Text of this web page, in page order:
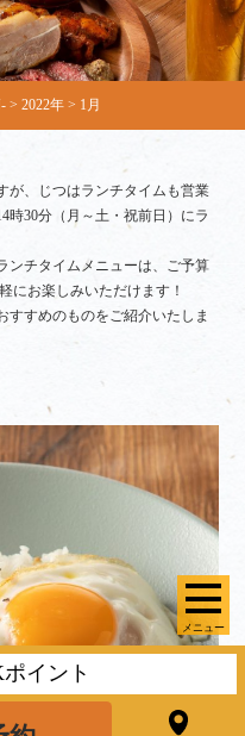
メニュー
>2022年 > 1月
が、じつはランチタイムも営業
時30分（月～土・祝前日）にラ
ンチタイムメニューは、ご予算
にお楽しみいただけます！
すすめのものをご紹介いたしま
イント